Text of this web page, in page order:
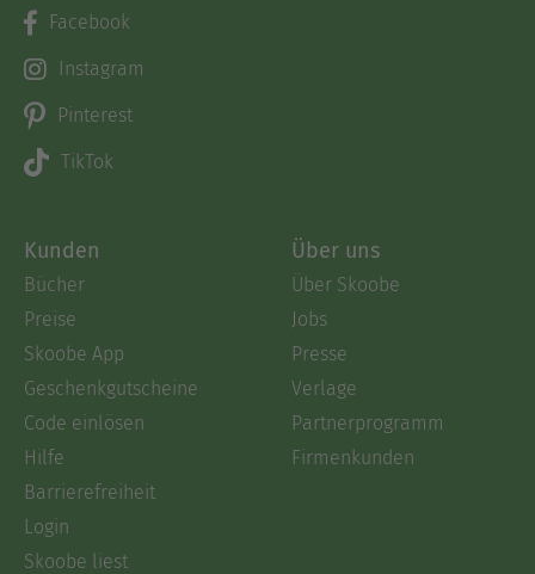
Facebook
Instagram
Pinterest
TikTok
Kunden
Bücher
Preise
Skoobe App
Geschenkgutscheine
Code einlösen
Hilfe
Barrierefreiheit
Login
Skoobe liest
Über uns
Über Skoobe
Jobs
Presse
Verlage
Partnerprogramm
Firmenkunden